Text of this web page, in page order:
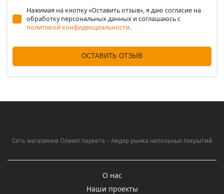
Нажимая на кнопку «Оставить отзыв», я даю согласие на
обработку персональных данных и соглашаюсь c
политикой конфиденциальности.
ОСТАВИТЬ ОТЗЫВ
Сеть магазинов Олимп паркета – лидер рынка напольных покрытий
О нас
Наши проекты